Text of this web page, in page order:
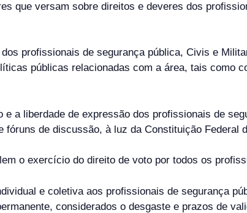
que versam sobre direitos e deveres dos
profissionais de segurança pública, Civis e
públicas relacionadas com a área, tais como
a liberdade de expressão dos profissionais de
de discussão, à luz da Constituição Federal
o exercício do direito de voto por todos os
e coletiva aos profissionais de segurança
considerados o desgaste e prazos de